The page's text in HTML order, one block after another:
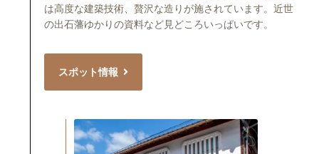
は高度な建築技術、贅沢な造りが施されています。近世
の出石藩ゆかりの資料など見どころいっぱいです。
スポット情報